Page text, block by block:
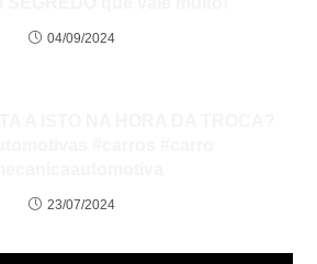
04/09/2024
23/07/2024